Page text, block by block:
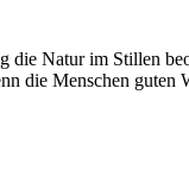
die Natur im Stillen
die Menschen guten